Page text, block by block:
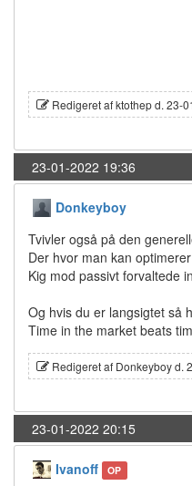
Redigeret af ktothep d. 23-
23-01-2022 19:36
Donkeyboy
Tvivler også på den
Der hvor man kan
Kig mod passivt forvaltede
Og hvis du er langsigtet så
Time in the market beats
Redigeret af Donkeyboy d.
23-01-2022 20:15
Ivanoff OP